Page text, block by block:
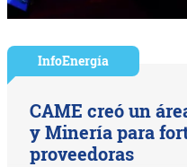
InfoEnergía
CAME creó un
y Minería para
proveedoras